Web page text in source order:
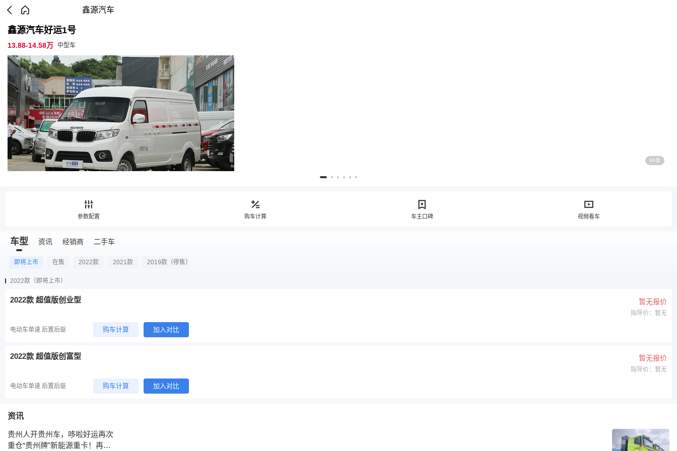
鑫源汽车
96张
鑫源汽车好运1号
13.88-14.58万 中型车
参数配置 购车计算 车主口碑 视频看车
车型 资讯 经销商 二手车
即将上市 在售 2022款 2021款 2019款（停售）
2022款（即将上市）
2022款 超值版创业型 暂无报价
指导价：暂无
电动车单速 后置后驱 购车计算 加入对比
2022款 超值版创富型 暂无报价
指导价：暂无
电动车单速 后置后驱 购车计算 加入对比
资讯
贵州人开贵州车，哆啦好运再次
重仓“贵州牌”新能源重卡！再增